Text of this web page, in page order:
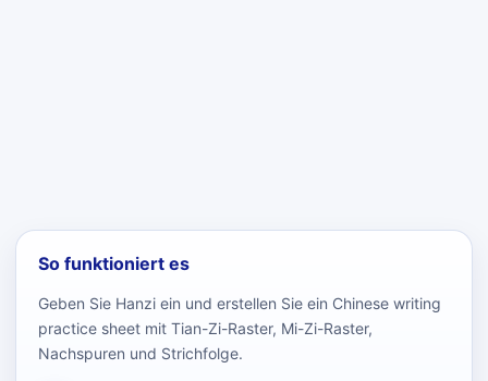
So funktioniert es
Geben Sie Hanzi ein und erstellen Sie ein Chinese writing
practice sheet mit Tian-Zi-Raster, Mi-Zi-Raster,
Nachspuren und Strichfolge.